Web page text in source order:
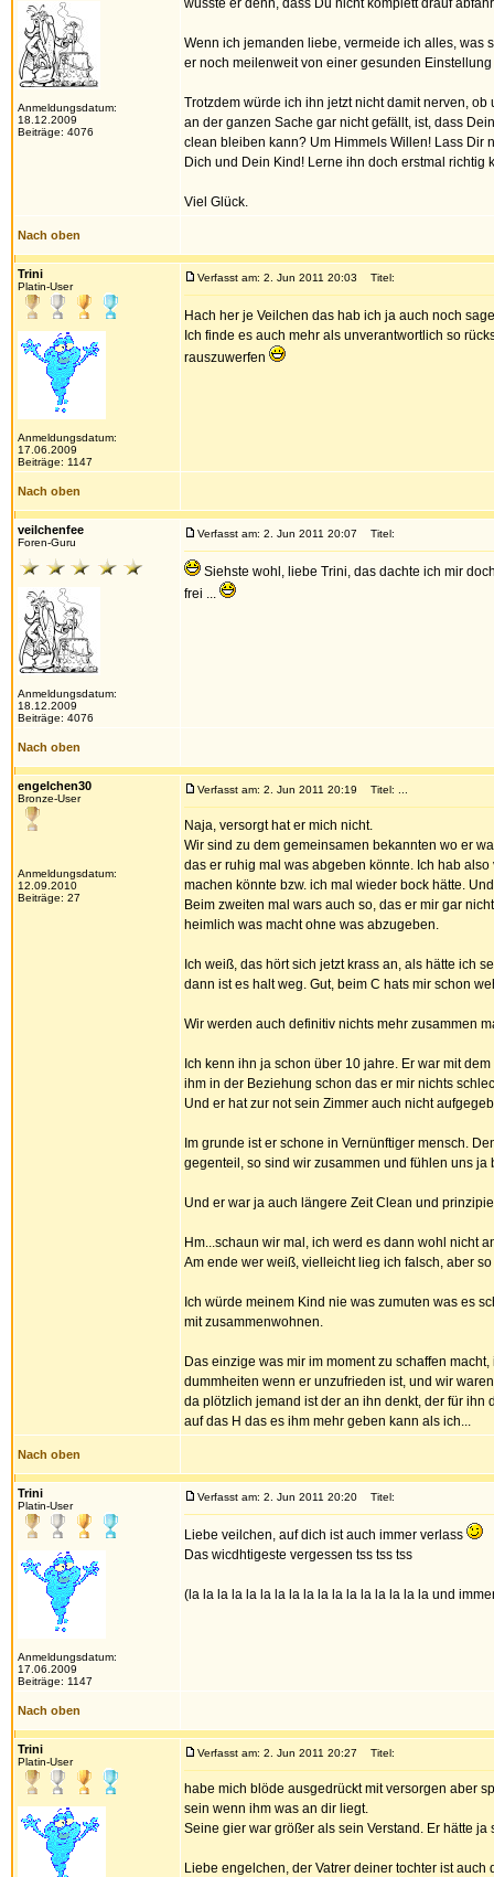
Anmeldungsdatum:
18.12.2009
Beiträge: 4076
wusste er denn, dass Du nicht komplett drauf
Wenn ich jemanden liebe, vermeide ich alles, was
er noch meilenweit von einer gesunden Einstellung
Trotzdem würde ich ihn jetzt nicht damit nerven,
an der ganzen Sache gar nicht gefällt, ist, dass
clean bleiben kann? Um Himmels Willen! Lass Dir
Dich und Dein Kind! Lerne ihn doch erstmal richtig
Viel Glück.
Nach oben
Trini
Platin-User
Anmeldungsdatum:
17.06.2009
Beiträge: 1147
Verfasst am: 2. Jun 2011 20:03 Titel:
Hach her je Veilchen das hab ich ja auch noch
Ich finde es auch mehr als unverantwortlich so
rauszuwerfen
Nach oben
veilchenfee
Foren-Guru
Anmeldungsdatum:
18.12.2009
Beiträge: 4076
Verfasst am: 2. Jun 2011 20:07 Titel:
Siehste wohl, liebe Trini, das dachte ich mir
frei ...
Nach oben
engelchen30
Bronze-User
Anmeldungsdatum:
12.09.2010
Beiträge: 27
Verfasst am: 2. Jun 2011 20:19 Titel: ...
Naja, versorgt hat er mich nicht.
Wir sind zu dem gemeinsamen bekannten wo er
das er ruhig mal was abgeben könnte. Ich hab
machen könnte bzw. ich mal wieder bock hätte.
Beim zweiten mal wars auch so, das er mir gar
heimlich was macht ohne was abzugeben.
Ich weiß, das hört sich jetzt krass an, als hätte ich
dann ist es halt weg. Gut, beim C hats mir schon
Wir werden auch definitiv nichts mehr zusammen
Ich kenn ihn ja schon über 10 jahre. Er war mit
ihm in der Beziehung schon das er mir nichts
Und er hat zur not sein Zimmer auch nicht
Im grunde ist er schone in Vernünftiger mensch.
gegenteil, so sind wir zusammen und fühlen uns
Und er war ja auch längere Zeit Clean und
Hm...schaun wir mal, ich werd es dann wohl nicht
Am ende wer weiß, vielleicht lieg ich falsch, aber
Ich würde meinem Kind nie was zumuten was es
mit zusammenwohnen.
Das einzige was mir im moment zu schaffen
dummheiten wenn er unzufrieden ist, und wir
da plötzlich jemand ist der an ihn denkt, der für ihn
auf das H das es ihm mehr geben kann als ich...
Nach oben
Trini
Platin-User
Anmeldungsdatum:
17.06.2009
Beiträge: 1147
Verfasst am: 2. Jun 2011 20:20 Titel:
Liebe veilchen, auf dich ist auch immer verlass
Das wicdhtigeste vergessen tss tss tss
(la la la la la la la la la la la la la la la la la und
Nach oben
Trini
Platin-User
Verfasst am: 2. Jun 2011 20:27 Titel:
habe mich blöde ausgedrückt mit versorgen aber
sein wenn ihm was an dir liegt.
Seine gier war größer als sein Verstand. Er hätte
Liebe engelchen, der Vatrer deiner tochter ist